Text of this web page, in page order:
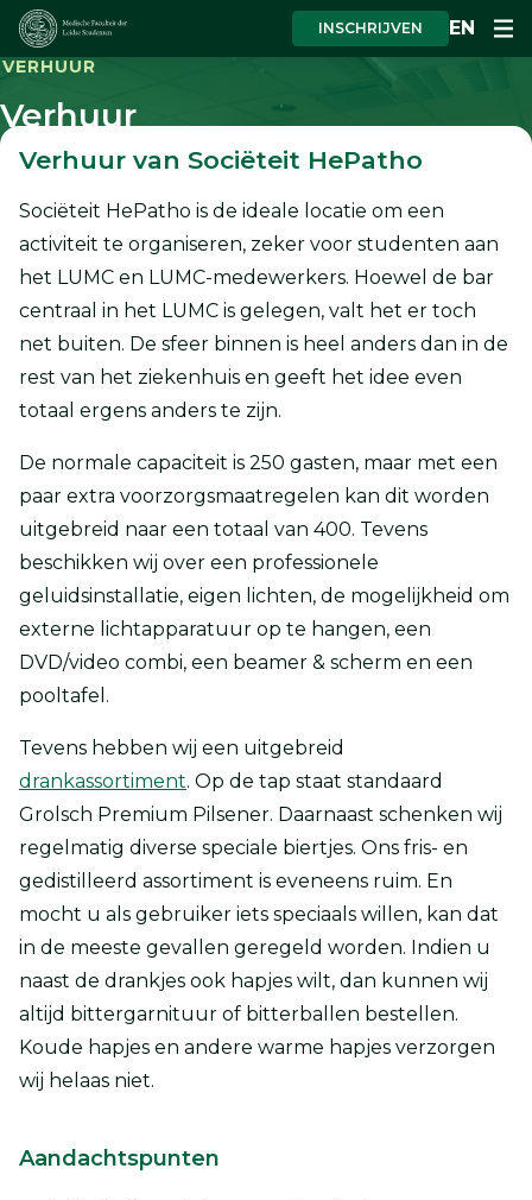
INSCHRIJVEN EN
VERHUUR
Verhuur
Verhuur van Sociëteit HePatho
Sociëteit HePatho is de ideale locatie om een
activiteit te organiseren, zeker voor studenten aan
het LUMC en LUMC-medewerkers. Hoewel de bar
centraal in het LUMC is gelegen, valt het er toch
net buiten. De sfeer binnen is heel anders dan in de
rest van het ziekenhuis en geeft het idee even
totaal ergens anders te zijn.
De normale capaciteit is 250 gasten, maar met een
paar extra voorzorgsmaatregelen kan dit worden
uitgebreid naar een totaal van 400. Tevens
beschikken wij over een professionele
geluidsinstallatie, eigen lichten, de mogelijkheid om
externe lichtapparatuur op te hangen, een
DVD/video combi, een beamer & scherm en een
pooltafel.
Tevens hebben wij een uitgebreid
drankassortiment. Op de tap staat standaard
Grolsch Premium Pilsener. Daarnaast schenken wij
regelmatig diverse speciale biertjes. Ons fris- en
gedistilleerd assortiment is eveneens ruim. En
mocht u als gebruiker iets speciaals willen, kan dat
in de meeste gevallen geregeld worden. Indien u
naast de drankjes ook hapjes wilt, dan kunnen wij
altijd bittergarnituur of bitterballen bestellen.
Koude hapjes en andere warme hapjes verzorgen
wij helaas niet.
Aandachtspunten